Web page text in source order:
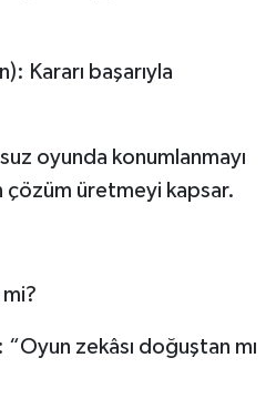
Kararı başarıyla
oyunda konumlanmayı
çözüm üretmeyi kapsar.
“Oyun zekâsı doğuştan mı